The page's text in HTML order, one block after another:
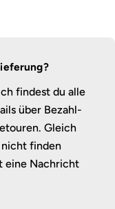
findest du alle
über Bezahl-
Gleich
nicht finden
eine Nachricht